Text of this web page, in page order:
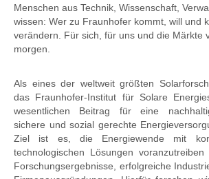
Menschen aus Technik, Wissenschaft,
wissen: Wer zu Fraunhofer kommt, will und
verändern. Für sich, für uns und die Märkte
morgen.
Als eines der weltweit größten
das Fraunhofer-Institut für Solare
wesentlichen Beitrag für eine
sichere und sozial gerechte
Ziel ist es, die Energiewende mit
technologischen Lösungen
Forschungsergebnisse, erfolgreiche